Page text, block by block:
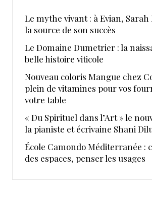
Le mythe vivant : à Evian,
la source de son succès
Le Domaine Dumetrier : la
belle histoire viticole
Nouveau coloris Mangue chez
plein de vitamines pour vos
votre table
« Du Spirituel dans l’Art » le
la pianiste et écrivaine Shani
École Camondo Méditerranée :
des espaces, penser les usages